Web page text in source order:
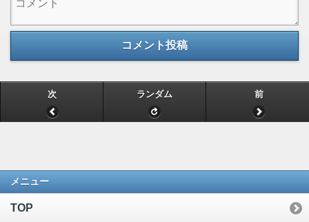
コメント投稿
次 ランダム 前
メニュー
TOP